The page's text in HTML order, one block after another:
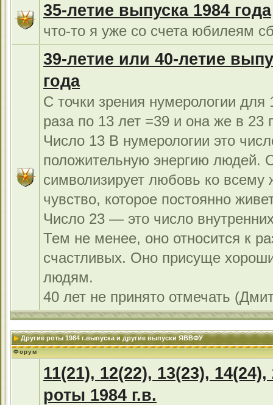
35-летие выпуска 1984 года
что-то я уже со счета юбилеям
39-летие или 40-летие
года
С точки зрения нумерологии для
раза по 13 лет =39 и она же в 23
Число 13 В нумерологии это
положительную энергию людей.
символизирует любовь ко всему
чувство, которое постоянно
Число 23 — это число
Тем не менее, оно относится к
счастливых. Оно присуще
людям.
40 лет не принято отмечать
Другие роты 1984 г.выпуска и другие выпуски ЯВВФУ
Форум
11(21), 12(22), 13(23),
роты 1984 г.в.